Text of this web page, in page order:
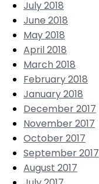
July 2018
June 2018
May 2018
April 2018
March 2018
February 2018
January 2018
December 2017
November 2017
October 2017
September 2017
August 2017